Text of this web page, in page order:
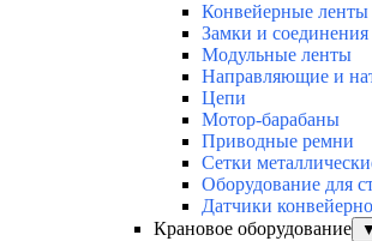
Конвейерные ленты
Замки и соединения
Модульные ленты
Направляющие и
Цепи
Мотор-барабаны
Приводные ремни
Сетки
Оборудование для
Датчики
Крановое оборудование
▼